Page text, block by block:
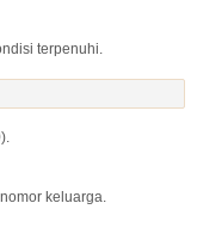
terpenuhi.
keluarga.